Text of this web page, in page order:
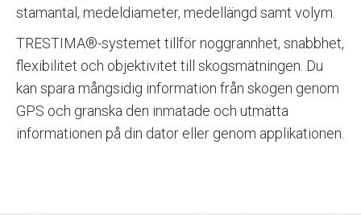
stamantal, medeldiameter, medellängd samt volym.
TRESTIMA®-systemet tillför noggrannhet, snabbhet,
flexibilitet och objektivitet till skogsmätningen. Du
kan spara mångsidig information från skogen genom
GPS och granska den inmatade och utmätta
informationen på din dator eller genom applikationen.